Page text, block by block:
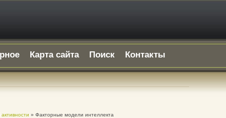
Карта сайта Поиск Контакты
» Факторные модели интеллекта